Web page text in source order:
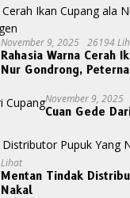
November 9, 2025 26194
Rahasia Warna Cerah
Nur Gondrong,
November 9, 2025
Cuan Gede
Lihat
Mentan Tindak
Nakal